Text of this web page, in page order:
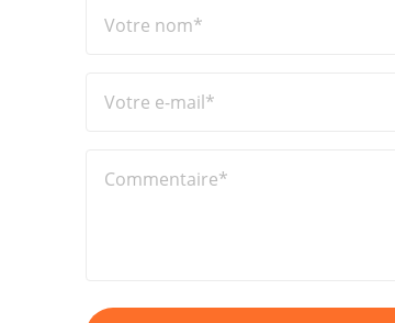
Votre nom*
Votre e-mail*
Commentaire*